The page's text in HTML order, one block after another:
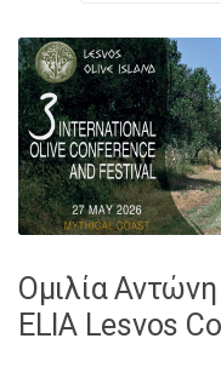
Ομιλία
ELIA Lesvos